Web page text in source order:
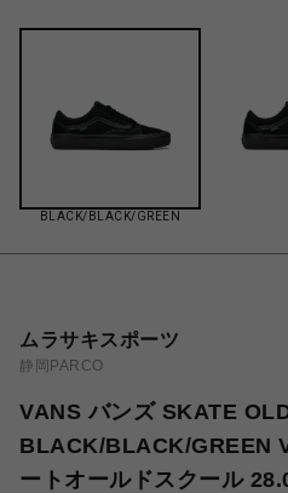
BLACK/BLACK/GREEN
ムラサキスポーツ
静岡PARCO
VANS バンズ SKATE
BLACK/BLACK/GREEN
ートオールドスクール